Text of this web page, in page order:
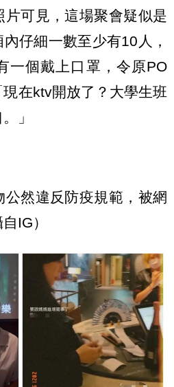
可見，這場聚會疑似是
仔細一數至少有10人，
一個戴上口罩，令原PO
在ktv開放了？大學生班
」
然違反防疫規範，被網
IG）